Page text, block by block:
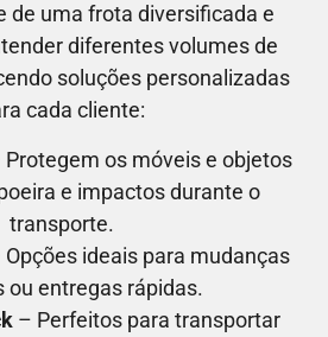
de uma frota diversificada e
diferentes volumes de
soluções personalizadas
cada cliente:
Protegem os móveis e objetos
e impactos durante o
transporte.
Opções ideais para mudanças
ou entregas rápidas.
– Perfeitos para transportar